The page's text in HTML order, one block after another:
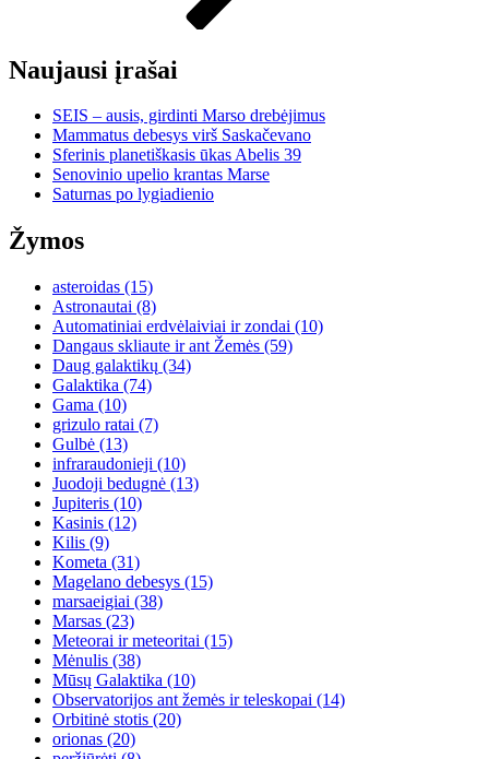
Naujausi įrašai
SEIS – ausis, girdinti Marso drebėjimus
Mammatus debesys virš Saskačevano
Sferinis planetiškasis ūkas Abelis 39
Senovinio upelio krantas Marse
Saturnas po lygiadienio
Žymos
asteroidas (15)
Astronautai (8)
Automatiniai erdvėlaiviai ir zondai (10)
Dangaus skliaute ir ant Žemės (59)
Daug galaktikų (34)
Galaktika (74)
Gama (10)
grizulo ratai (7)
Gulbė (13)
infraraudonieji (10)
Juodoji bedugnė (13)
Jupiteris (10)
Kasinis (12)
Kilis (9)
Kometa (31)
Magelano debesys (15)
marsaeigiai (38)
Marsas (23)
Meteorai ir meteoritai (15)
Mėnulis (38)
Mūsų Galaktika (10)
Observatorijos ant žemės ir teleskopai (14)
Orbitinė stotis (20)
orionas (20)